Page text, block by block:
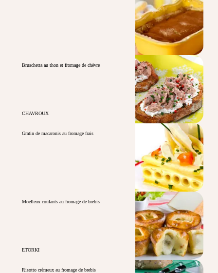
Bruschetta au thon et fromage de chèvre
CHAVROUX
Gratin de macaronis au fromage frais
Moelleux coulants au fromage de brebis
ETORKI
Risotto crémeux au fromage de brebis